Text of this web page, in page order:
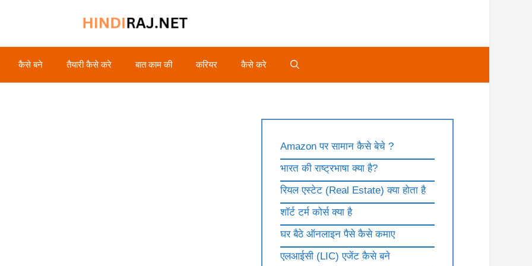
कैसे बने तैयारी कैसे करे बात काम की करियर कैसे करे
Amazon पर सामान कैसे बेचे ?
भारत की राष्ट्रभाषा क्या है?
रियल एस्टेट (Real Estate) क्या होता है
शॉर्ट टर्म कोर्स क्या है
घर बैठे ऑनलाइन पैसे कैसे कमाए
एलआईसी (LIC) एजेंट कैसे बने